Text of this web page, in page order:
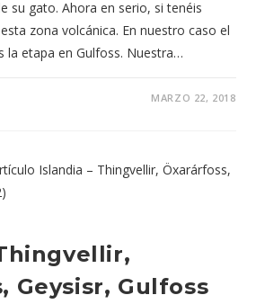
su gato. Ahora en serio, si tenéis
zona volcánica. En nuestro caso el
la etapa en Gulfoss. Nuestra…
MARZO 22, 2018
Geysisr, Gulfoss